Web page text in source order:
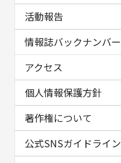
活動報告
情報誌バックナンバー
アクセス
個人情報保護方針
著作権について
公式SNSガイドライン